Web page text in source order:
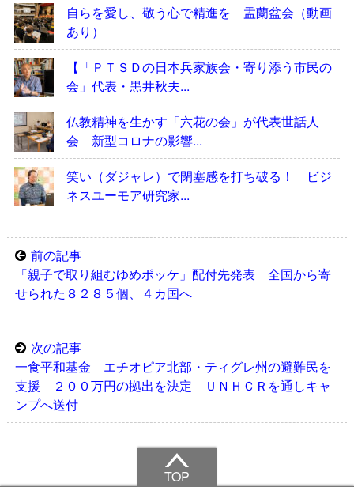
自らを愛し、敬う心で精進を 盂蘭盆会（動画
あり）
【「ＰＴＳＤの日本兵家族会・寄り添う市民の
会」代表・黒井秋夫...
仏教精神を生かす「六花の会」が代表世話人
会 新型コロナの影響...
笑い（ダジャレ）で閉塞感を打ち破る！ ビジ
ネスユーモア研究家...
前の記事
「親子で取り組むゆめポッケ」配付先発表 全国から寄
せられた８２８５個、４カ国へ
次の記事
一食平和基金 エチオピア北部・ティグレ州の避難民を
支援 ２００万円の拠出を決定 ＵＮＨＣＲを通しキャ
ンプへ送付
TOP